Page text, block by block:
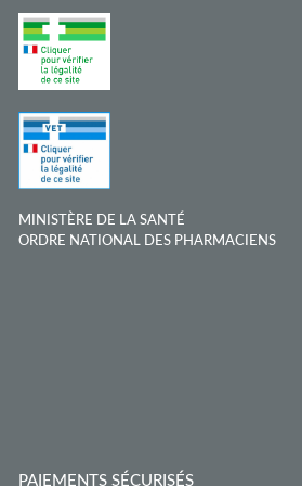
MINISTÈRE DE LA SANTÉ
ORDRE NATIONAL DES PHARMACIENS
PAIEMENTS SÉCURISÉS